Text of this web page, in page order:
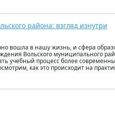
района: взгляд изнутри
вошла в нашу жизнь, и сфера
Вольского муниципального
учебный процесс более
как это происходит на